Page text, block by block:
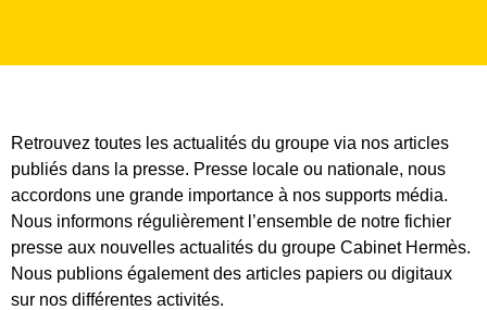
Retrouvez toutes les actualités du groupe via nos articles
publiés dans la presse. Presse locale ou nationale, nous
accordons une grande importance à nos supports média.
Nous informons régulièrement l’ensemble de notre fichier
presse aux nouvelles actualités du groupe Cabinet Hermès.
Nous publions également des articles papiers ou digitaux
sur nos différentes activités.